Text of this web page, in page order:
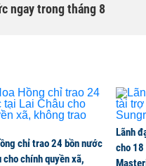
ngay trong tháng 8
phiên thứ hai lên HOSE
nhân khiến dòng vốn
chỉ trao 24 bồn nước
chính quyền xã,
Lãnh
cho 18